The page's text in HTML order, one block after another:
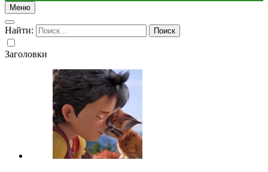
Меню
Найти:
Заголовки